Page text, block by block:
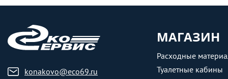
konakovo@eco69.ru
МАГАЗИН
Расходные
Туалетные кабины